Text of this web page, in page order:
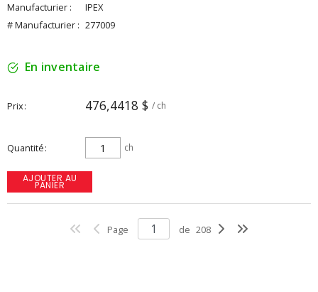
Manufacturier :
IPEX
# Manufacturier : 277009
En inventaire
Prix 476,4418 $ / ch
Quantité ch
AJOUTER AU
PANIER
Page de 208